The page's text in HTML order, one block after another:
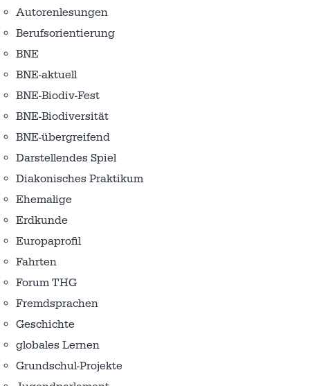
Autorenlesungen
Berufsorientierung
BNE
BNE-aktuell
BNE-Biodiv-Fest
BNE-Biodiversität
BNE-übergreifend
Darstellendes Spiel
Diakonisches Praktikum
Ehemalige
Erdkunde
Europaprofil
Fahrten
Forum THG
Fremdsprachen
Geschichte
globales Lernen
Grundschul-Projekte